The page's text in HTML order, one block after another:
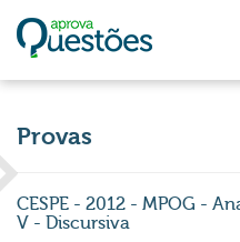
Provas
CESPE - 2012 - MPOG -
V - Discursiva